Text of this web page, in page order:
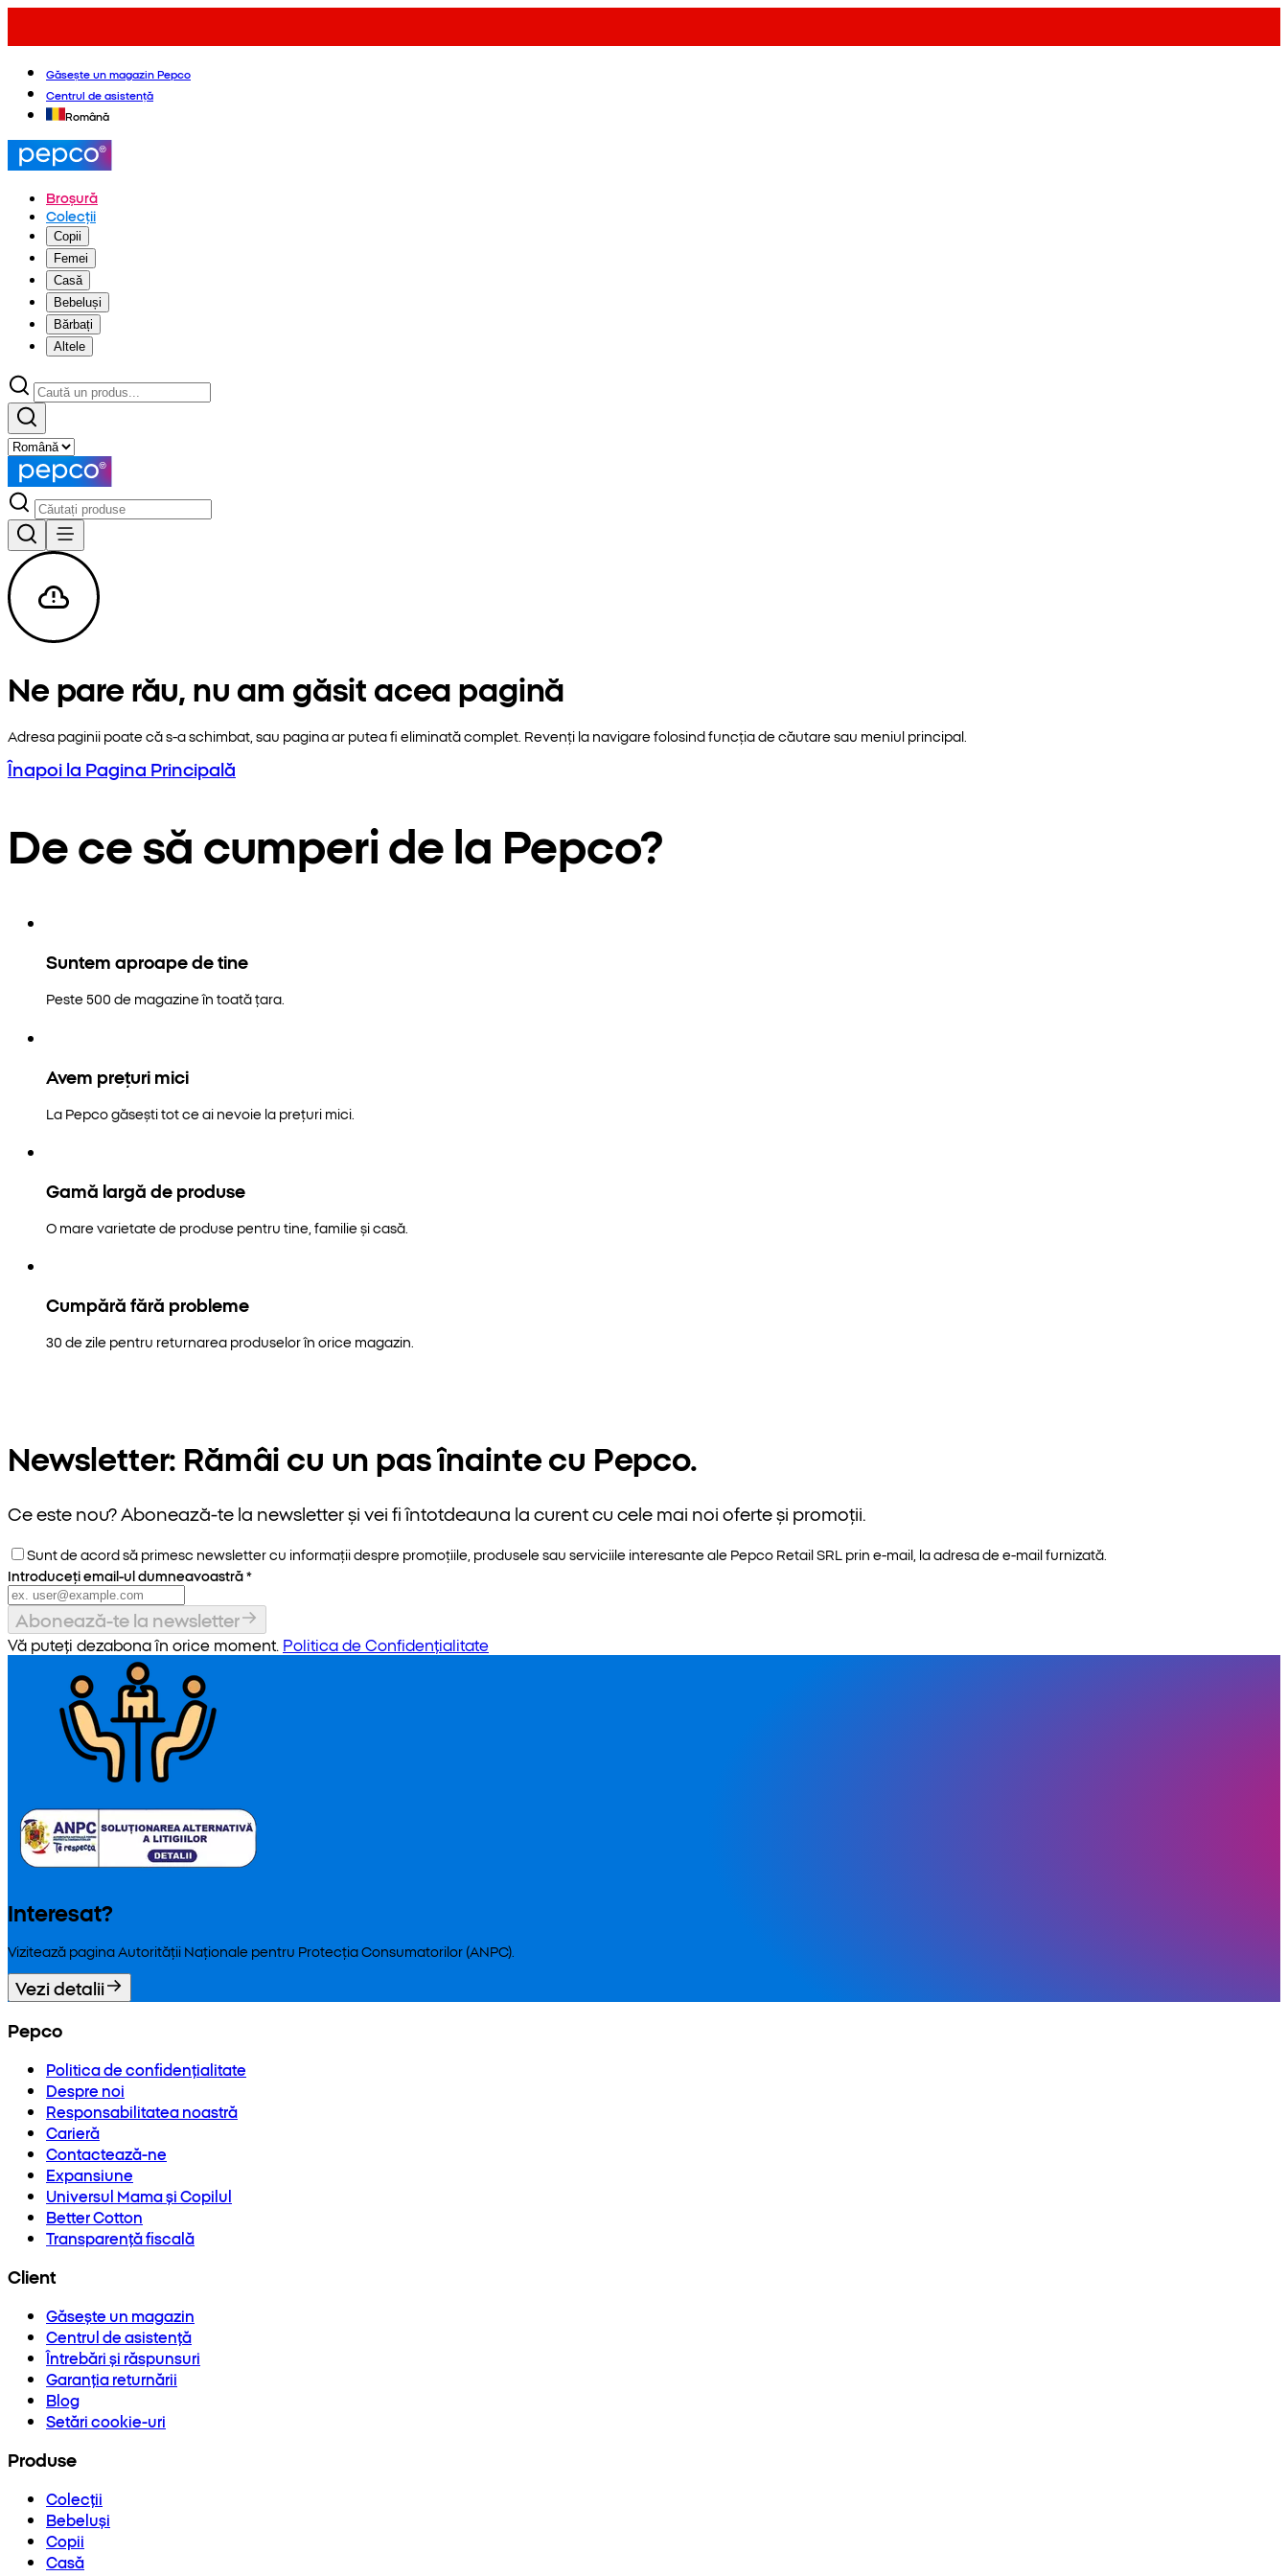
Găsește un magazin Pepco
Centrul de asistență
Română
Broșură
Colecții
Copii
Femei
Casă
Bebeluși
Bărbați
Altele
Ne pare rău, nu am găsit acea pagină
Adresa paginii poate că s-a schimbat, sau pagina ar putea fi eliminată complet. Revenți la navigare folosind funcția de căutare sau meniul principal.
Înapoi la Pagina Principală
De ce să cumperi de la Pepco?
Suntem aproape de tine
Peste 500 de magazine în toată țara.
Avem prețuri mici
La Pepco găsești tot ce ai nevoie la prețuri mici.
Gamă largă de produse
O mare varietate de produse pentru tine, familie și casă.
Cumpără fără probleme
30 de zile pentru returnarea produselor în orice magazin.
Newsletter: Rămâi cu un pas înainte cu Pepco.
Ce este nou? Abonează-te la newsletter și vei fi întotdeauna la curent cu cele mai noi oferte și promoții.
Sunt de acord să primesc newsletter cu informații despre promoțiile, produsele sau serviciile interesante ale Pepco Retail SRL prin e-mail, la adresa de e-mail furnizată.
Introduceți email-ul dumneavoastră*
Abonează-te la newsletter
Vă puteți dezabona în orice moment. Politica de Confidențialitate
Interesat?
Vizitează pagina Autorității Naționale pentru Protecția Consumatorilor (ANPC).
Vezi detalii
Pepco
Politica de confidențialitate
Despre noi
Responsabilitatea noastră
Carieră
Contactează-ne
Expansiune
Universul Mama și Copilul
Better Cotton
Transparență fiscală
Client
Găsește un magazin
Centrul de asistență
Întrebări și răspunsuri
Garanția returnării
Blog
Setări cookie-uri
Produse
Colecții
Bebeluși
Copii
Casă